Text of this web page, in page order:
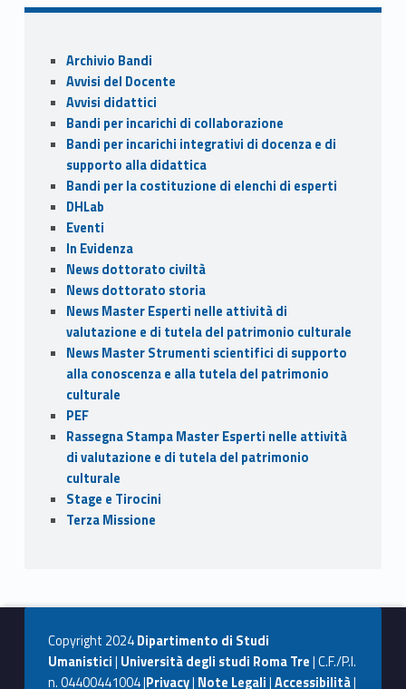
b
o
o
k
d
o
n
l di
di
Sidebar
Archivio Bandi
Avvisi del Docente
Avvisi didattici
Bandi per incarichi di collaborazione
Bandi per incarichi integrativi di docenza e di
supporto alla didattica
Bandi per la costituzione di elenchi di esperti
DHLab
Eventi
In Evidenza
News dottorato civiltà
News dottorato storia
News Master Esperti nelle attività di
valutazione e di tutela del patrimonio culturale
News Master Strumenti scientifici di supporto
alla conoscenza e alla tutela del patrimonio
culturale
PEF
Rassegna Stampa Master Esperti nelle attività
di valutazione e di tutela del patrimonio
culturale
Stage e Tirocini
Terza Missione
Copyright 2024Dipartimento di Studi
Umanistici| Università degli studi Roma Tre| C.F./P.I.
n. 04400441004 |Privacy| Note Legali|Accessibilità|